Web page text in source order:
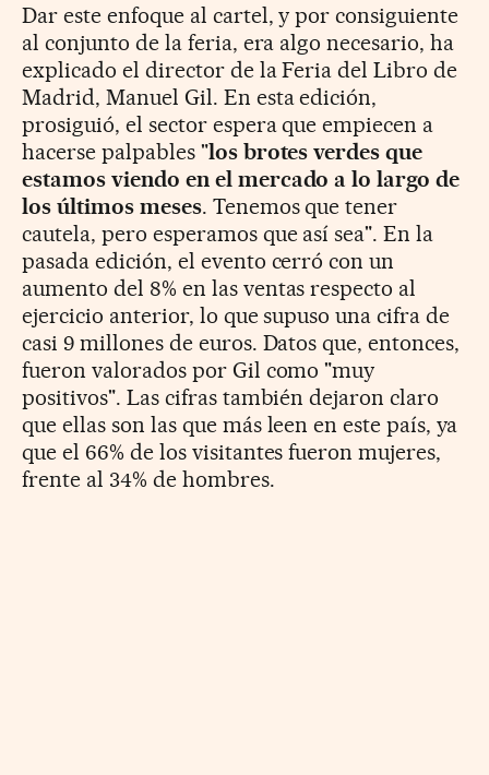
Dar este enfoque al cartel, y por consiguiente
al conjunto de la feria, era algo necesario, ha
explicado el director de la Feria del Libro de
Madrid, Manuel Gil. En esta edición,
prosiguió, el sector espera que empiecen a
hacerse palpables "los brotes verdes que
estamos viendo en el mercado a lo largo de
los últimos meses. Tenemos que tener
cautela, pero esperamos que así sea". En la
pasada edición, el evento cerró con un
aumento del 8% en las ventas respecto al
ejercicio anterior, lo que supuso una cifra de
casi 9 millones de euros. Datos que, entonces,
fueron valorados por Gil como "muy
positivos". Las cifras también dejaron claro
que ellas son las que más leen en este país, ya
que el 66% de los visitantes fueron mujeres,
frente al 34% de hombres.